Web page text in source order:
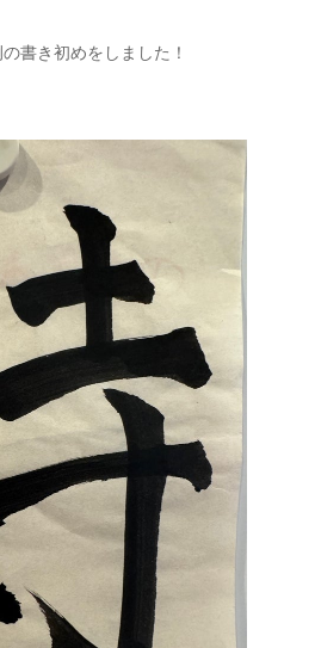
書き初めをしました！